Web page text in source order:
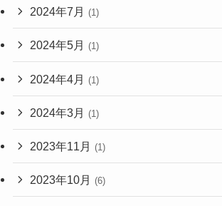
2024年7月 (1)
2024年5月 (1)
2024年4月 (1)
2024年3月 (1)
2023年11月 (1)
2023年10月 (6)